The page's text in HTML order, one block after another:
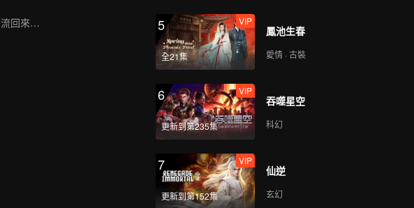
修仙界的泥石流回來了！
5
全21集
VIP
鳳池生春
愛情 · 古裝
6
更新到第235集
VIP
吞噬星空
科幻
7
更新到第152集
VIP
仙逆
玄幻